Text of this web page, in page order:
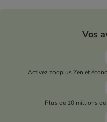
Vos
Activez zooplus Zen et
Plus de 10 millions